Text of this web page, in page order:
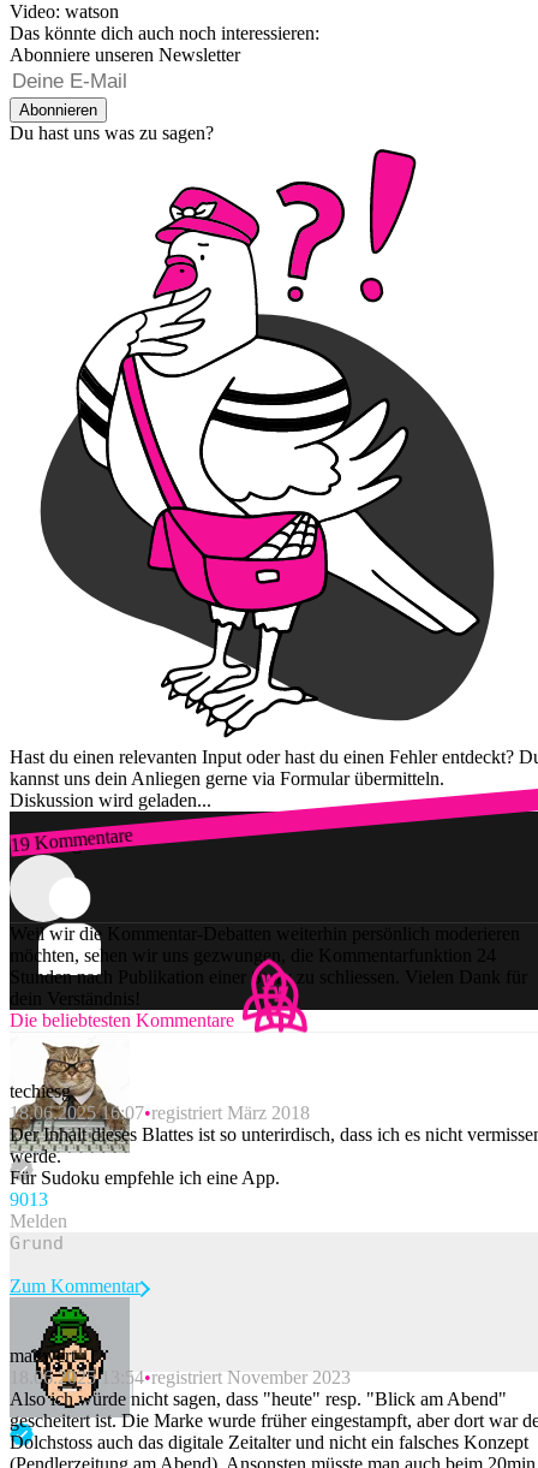
Video: watson
Das könnte dich auch noch interessieren:
Abonniere unseren Newsletter
Abonnieren
Du hast uns was zu sagen?
Hast du einen relevanten Input oder hast du einen Fehler entdeckt?
kannst uns dein Anliegen gerne via Formular übermitteln.
Diskussion wird geladen...
19 Kommentare
Zum Login
Weil wir die Kommentar-Debatten weiterhin persönlich moderieren
möchten, sehen wir uns gezwungen, die Kommentarfunktion 24
Stunden nach Publikation einer Story zu schliessen. Vielen Dank für
dein Verständnis!
Die beliebtesten Kommentare
techiesg
18.06.2025 16:07 registriert März 2018
Der Inhalt dieses Blattes ist so unterirdisch, dass ich es nicht
werde.
Für Sudoku empfehle ich eine App.
9013
Melden
Beitrag melden
Zum Kommentar
makwert
18.06.2025 13:54 registriert November 2023
Also ich würde nicht sagen, dass "heute" resp. "Blick am Abend"
gescheitert ist. Die Marke wurde früher eingestampft, aber dort war
Dolchstoss auch das digitale Zeitalter und nicht ein falsches Konzept